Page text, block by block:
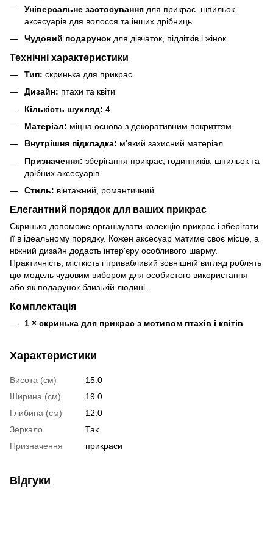
Універсальне застосування для прикрас, шпильок,
аксесуарів для волосся та інших дрібниць
Чудовий подарунок для дівчаток, підлітків і жінок
Технічні характеристики
Тип: скринька для прикрас
Дизайн: птахи та квіти
Кількість шухляд: 4
Матеріал: міцна основа з декоративним покриттям
Внутрішня підкладка: м’який захисний матеріал
Призначення: зберігання прикрас, годинників, шпильок та
дрібних аксесуарів
Стиль: вінтажний, романтичний
Елегантний порядок для ваших прикрас
Скринька допоможе організувати колекцію прикрас і зберігати
її в ідеальному порядку. Кожен аксесуар матиме своє місце, а
ніжний дизайн додасть інтер'єру особливого шарму.
Практичність, місткість і привабливий зовнішній вигляд роблять
цю модель чудовим вибором для особистого використання
або як подарунок близькій людині.
Комплектація
1 × скринька для прикрас з мотивом птахів і квітів
Характеристики
Висота (см)
15.0
Ширина (см)
19.0
Глибина (см)
12.0
Зеркало
Так
Призначення
прикраси
Відгуки